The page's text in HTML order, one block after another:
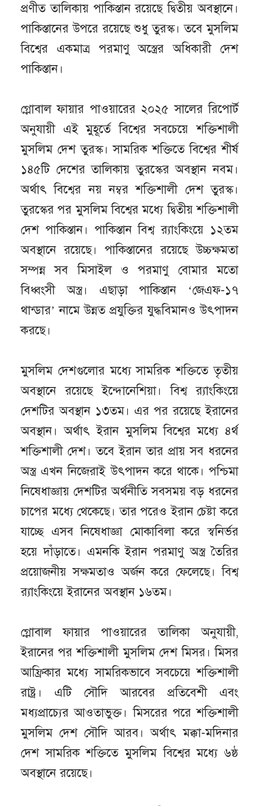
প্রণীত তালিকায় পাকিস্তান রয়েছে দ্বিতীয় অবস্থানে।
পাকিস্তানের উপরে রয়েছে শুধু তুরস্ক। তবে মুসলিম
বিশ্বের একমাত্র পরমাণু অস্ত্রের অধিকারী দেশ
পাকিস্তান।
গ্লোবাল ফায়ার পাওয়ারের ২০২৫ সালের রিপোর্ট
অনুযায়ী এই মুহূর্তে বিশ্বের সবচেয়ে শক্তিশালী
মুসলিম দেশ তুরস্ক। সামরিক শক্তিতে বিশ্বের শীর্ষ
১৪৫টি দেশের তালিকায় তুরস্কের অবস্থান নবম।
অর্থাৎ বিশ্বের নয় নম্বর শক্তিশালী দেশ তুরস্ক।
তুরস্কের পর মুসলিম বিশ্বের মধ্যে দ্বিতীয় শক্তিশালী
দেশ পাকিস্তান। পাকিস্তান বিশ্ব র‌্যাংকিংয়ে ১২তম
অবস্থানে রয়েছে। পাকিস্তানের রয়েছে উচ্চক্ষমতা
সম্পন্ন সব মিসাইল ও পরমাণু বোমার মতো
বিধ্বংসী অস্ত্র। এছাড়া পাকিস্তান ‘জেএফ-১৭
থান্ডার’ নামে উন্নত প্রযুক্তির যুদ্ধবিমানও উৎপাদন
করছে।
মুসলিম দেশগুলোর মধ্যে সামরিক শক্তিতে তৃতীয়
অবস্থানে রয়েছে ইন্দোনেশিয়া। বিশ্ব র‌্যাংকিংয়ে
দেশটির অবস্থান ১৩তম। এর পর রয়েছে ইরানের
অবস্থান। অর্থাৎ ইরান মুসলিম বিশ্বের মধ্যে ৪র্থ
শক্তিশালী দেশ। তবে ইরান তার প্রায় সব ধরনের
অস্ত্র এখন নিজেরাই উৎপাদন করে থাকে। পশ্চিমা
নিষেধাজ্ঞায় দেশটির অর্থনীতি সবসময় বড় ধরনের
চাপের মধ্যে থেকেছে। তার পরেও ইরান চেষ্টা করে
যাচ্ছে এসব নিষেধাজ্ঞা মোকাবিলা করে স্বনির্ভর
হয়ে দাঁড়াতে। এমনকি ইরান পরমাণু অস্ত্র তৈরির
প্রয়োজনীয় সক্ষমতাও অর্জন করে ফেলেছে। বিশ্ব
র‌্যাংকিংয়ে ইরানের অবস্থান ১৬তম।
গ্লোবাল ফায়ার পাওয়ারের তালিকা অনুযায়ী,
ইরানের পর শক্তিশালী মুসলিম দেশ মিসর। মিসর
আফ্রিকার মধ্যে সামরিকভাবে সবচেয়ে শক্তিশালী
রাষ্ট্র। এটি সৌদি আরবের প্রতিবেশী এবং
মধ্যপ্রাচ্যের আওতাভুক্ত। মিসরের পরে শক্তিশালী
মুসলিম দেশ সৌদি আরব। অর্থাৎ মক্কা-মদিনার
দেশ সামরিক শক্তিতে মুসলিম বিশ্বের মধ্যে ৬ষ্ঠ
অবস্থানে রয়েছে।